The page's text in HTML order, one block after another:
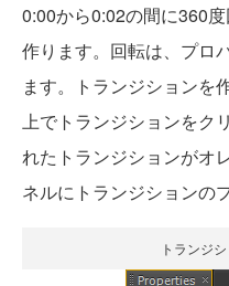
0:00から0:02の間に360
作ります。回転は、プロ
ます。トランジションを
上でトランジションをク
れたトランジションがオ
ネルにトランジションの
トランジ